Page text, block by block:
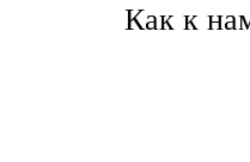
Как к